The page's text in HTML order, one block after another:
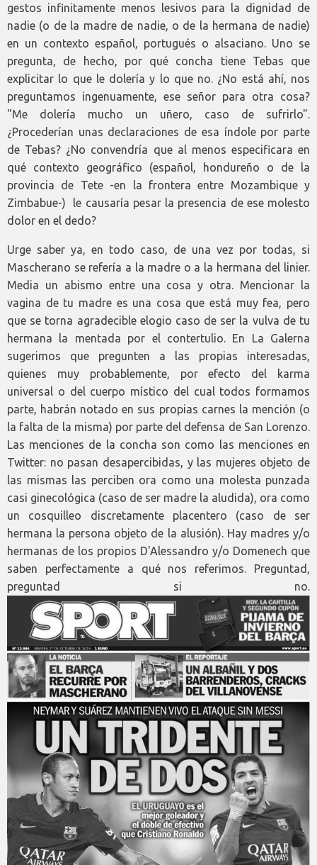
gestos infinitamente menos lesivos para la dignidad de
nadie (o de la madre de nadie, o de la hermana de nadie)
en un contexto español, portugués o alsaciano. Uno se
pregunta, de hecho, por qué concha tiene Tebas que
explicitar lo que le dolería y lo que no. ¿No está ahí, nos
preguntamos ingenuamente, ese señor para otra cosa?
"Me dolería mucho un uñero, caso de sufrirlo".
¿Procederían unas declaraciones de esa índole por parte
de Tebas? ¿No convendría que al menos especificara en
qué contexto geográfico (español, hondureño o de la
provincia de Tete -en la frontera entre Mozambique y
Zimbabue-) le causaría pesar la presencia de ese molesto
dolor en el dedo?
Urge saber ya, en todo caso, de una vez por todas, si
Mascherano se refería a la madre o a la hermana del linier.
Media un abismo entre una cosa y otra. Mencionar la
vagina de tu madre es una cosa que está muy fea, pero
que se torna agradecible elogio caso de ser la vulva de tu
hermana la mentada por el contertulio. En La Galerna
sugerimos que pregunten a las propias interesadas,
quienes muy probablemente, por efecto del karma
universal o del cuerpo místico del cual todos formamos
parte, habrán notado en sus propias carnes la mención (o
la falta de la misma) por parte del defensa de San Lorenzo.
Las menciones de la concha son como las menciones en
Twitter: no pasan desapercibidas, y las mujeres objeto de
las mismas las perciben ora como una molesta punzada
casi ginecológica (caso de ser madre la aludida), ora como
un cosquilleo discretamente placentero (caso de ser
hermana la persona objeto de la alusión). Hay madres y/o
hermanas de los propios D'Alessandro y/o Domenech que
saben perfectamente a qué nos referimos. Preguntad,
preguntad si no.